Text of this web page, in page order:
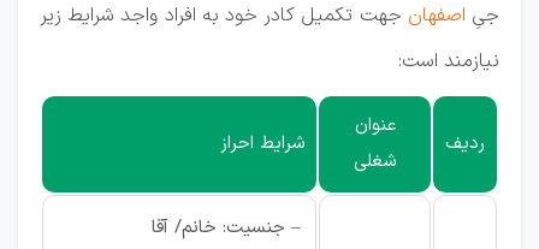
جیِ اصفهان جهت تکمیل کادر خود به افراد واجد شرایط زیر
نیازمند است:
ردیف
عنوان
شغلی
شرایط احراز
– جنسیت: خانم/ آقا